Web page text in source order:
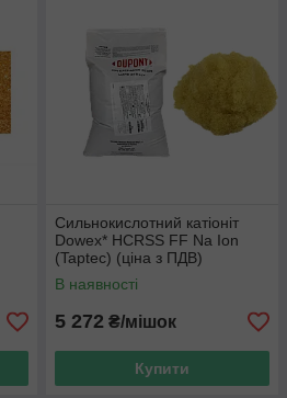
Сильнокислотний катіоніт
Dowex* HCRSS FF Na Ion
(Taptec) (ціна з ПДВ)
В наявності
5 272 ₴/мішок
Купити